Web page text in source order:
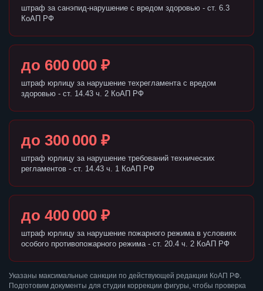
штраф за санэпид-нарушение с вредом здоровью - ст. 6.3
КоАП РФ
до 600 000 ₽
штраф юрлицу за нарушение техрегламента с вредом
здоровью - ст. 14.43 ч. 2 КоАП РФ
до 300 000 ₽
штраф юрлицу за нарушение требований технических
регламентов - ст. 14.43 ч. 1 КоАП РФ
до 400 000 ₽
штраф юрлицу за нарушение пожарного режима в условиях
особого противопожарного режима - ст. 20.4 ч. 2 КоАП РФ
Указаны максимальные санкции по действующей редакции КоАП РФ.
Подготовим документы для студии коррекции фигуры, чтобы проверка